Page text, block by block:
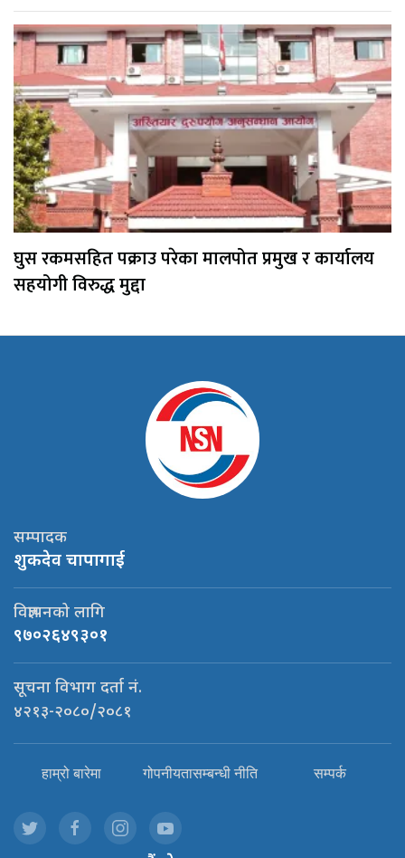
घुस रकमसहित पक्राउ परेका मालपोत प्रमुख र कार्यालय
सहयोगी विरुद्ध मुद्दा
सम्पादक
शुकदेव चापागाई
विज्ञापनको लागि
९७०२६४९३०१
सूचना विभाग दर्ता नं.
४२१३-२०८०/२०८१
हाम्रो बारेमा गोपनीयतासम्बन्धी नीति सम्पर्क